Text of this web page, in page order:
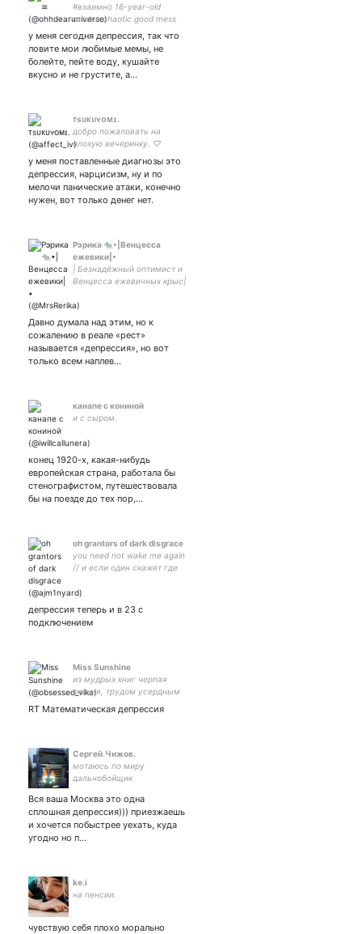
#взаимно 16-year-old
russian chaotic good mess
🤦🏻‍♂️ follow me on instagram
maybe?
у меня сегодня депрессия, так что
ловите мои любимые мемы, не
болейте, пейте воду, кушайте
вкусно и не грустите, а…
ᴛsᴜᴋᴜʏᴏᴍɪ.
добро пожаловать на
плохую вечеринку. ♡
у меня поставленные диагнозы это
депрессия, нарцисизм, ну и по
мелочи панические атаки, конечно
нужен, вот только денег нет.
Рэрика 🐀•|Венцесса
ежевики|•
| Безнадёжный оптимист и
Венцесса ежевичных крыс|
моего сердца❤️💍| #bsd
Давно думала над этим, но к
сожалению в реале «рест»
называется «депрессия», но вот
только всем наплев…
канапе с кониной
и с сыром.
конец 1920-х, какая-нибудь
европейская страна, работала бы
стенографистом, путешествовала
бы на поезде до тех пор,…
oh grantors of dark disgrace
you need not wake me again
// и если один скажет где
remember to hit that
UNSUBSCRIBE & THROW
YOUR COMPUTER DOWN A
депрессия теперь и в 23 с
подключением
Miss Sunshine
из мудрых книг черпая
знания, трудом усердным
раздвигал сознания. а
RT Математическая депрессия
Сергей.Чижов.
мотаюсь по миру
дальнобойщик
Вся ваша Москва это одна
сплошная депрессия))) приезжаешь
и хочется побыстрее уехать, куда
угодно но п…
ke.i
на пенсии.
чувствую себя плохо морально